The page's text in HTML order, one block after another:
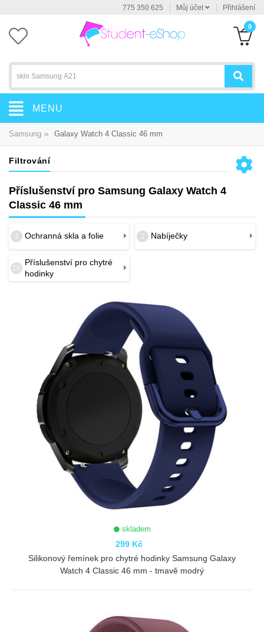
775 350 625 Můj účet Přihlášení
0
MENU
Samsung » Galaxy Watch 4 Classic 46 mm
Filtrování
Příslušenství pro Samsung Galaxy Watch 4
Classic 46 mm
2 Ochranná skla a folie 2 Nabíječky
16
Příslušenství pro chytré
hodinky
skladem
299 Kč
Silikonový řemínek pro chytré hodinky Samsung Galaxy
Watch 4 Classic 46 mm - tmavě modrý